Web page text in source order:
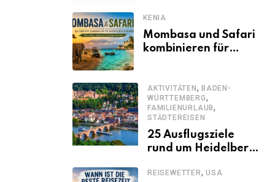
KENIA
Mombasa und Safari
kombinieren für
Kenia-Urlaub
AKTIVITÄTEN , BADEN-
WÜRTTEMBERG,
FAMILIENURLAUB,
STÄDTEREISEN
25 Ausflugsziele
rund um Heidelberg,
sollte
REISEWETTER, USA